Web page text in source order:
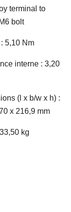
terminal to
bolt
5,10 Nm
interne : 3,20
(l x b/w x h) :
x 216,9 mm
kg